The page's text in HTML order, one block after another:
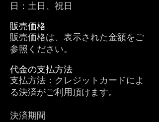
日：土日、祝日
販売価格
販売価格は、表示された金額をご
参照ください。
代金の支払方法
支払方法：クレジットカードによ
る決済がご利用頂けます。
決済期間